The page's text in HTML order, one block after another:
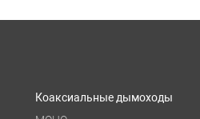
Коаксиальные дымоходы